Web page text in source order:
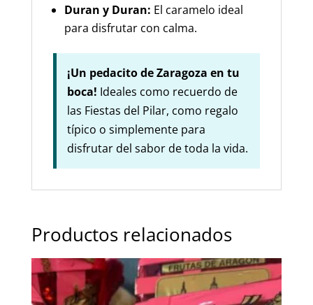
Duran y Duran: El caramelo ideal
para disfrutar con calma.
¡Un pedacito de Zaragoza en tu
boca! Ideales como recuerdo de
las Fiestas del Pilar, como regalo
típico o simplemente para
disfrutar del sabor de toda la vida.
Productos relacionados